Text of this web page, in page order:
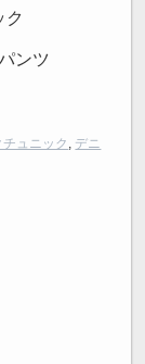
ク
ンツ
ュニック
デニ